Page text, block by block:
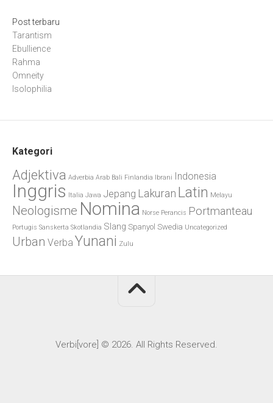
Post terbaru
Tarantism
Ebullience
Rahma
Omneity
Isolophilia
Kategori
Adjektiva Adverbia Arab Bali Finlandia Ibrani Indonesia
Inggris Italia Jawa Jepang Lakuran Latin Melayu
Neologisme Nomina Norse Perancis Portmanteau
Portugis Sanskerta Skotlandia Slang Spanyol Swedia Uncategorized
Urban Verba Yunani Zulu
Verbi[vore] © 2026. All Rights Reserved.